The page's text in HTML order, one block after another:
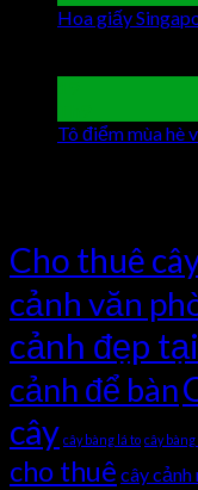
Hoa giấy
Tô điểm mùa hè
Cho thuê
cảnh văn
cảnh đẹp
cảnh để bàn
cây cây bàng lá to cây
cho thuê cây